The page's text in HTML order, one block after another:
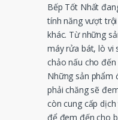
Bếp Tốt Nhất
tính năng vượt
khác. Từ những
máy rửa bát, lò vi
chảo nấu cho
Những sản phẩm
phải chăng sẽ
còn cung cấp
để đem đến cho